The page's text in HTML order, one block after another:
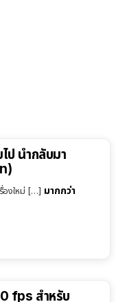
ป นำกลับมา
องใหม่ […] มากกว่า
fps สำหรับ